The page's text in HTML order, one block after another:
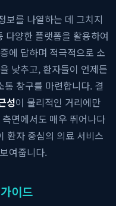
보를 나열하는 데 그치지
다양한 플랫폼을 활용하여
에 답하며 적극적으로 소
낮추고, 환자들이 언제든
창구를 마련합니다. 결
성이 물리적인 거리에만
면에서도 매우 뛰어나다
환자 중심의 의료 서비스
여줍니다.
이드